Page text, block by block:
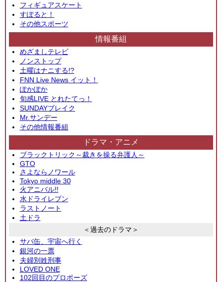
フィギュアスケート
すぽると！
その他スポーツ
情報番組
めざましテレビ
ノンストップ
土曜はナニする!?
FNN Live News イット！
ぽかぽか
旬感LIVE とれたてっ！
SUNDAYブレイク
Mr.サンデー
その他情報番組
ドラマ・アニメ
ブラックトリック～裁きを操る弁護人～
GTO
さよならノワール
Tokyo middle 30
火アニバル!!
水ドライレブン
ラストノート
土ドラ
＜過去のドラマ＞
サバ缶、宇宙へ行く
銀河の一票
夫婦別姓刑事
LOVED ONE
102回目のプロポーズ